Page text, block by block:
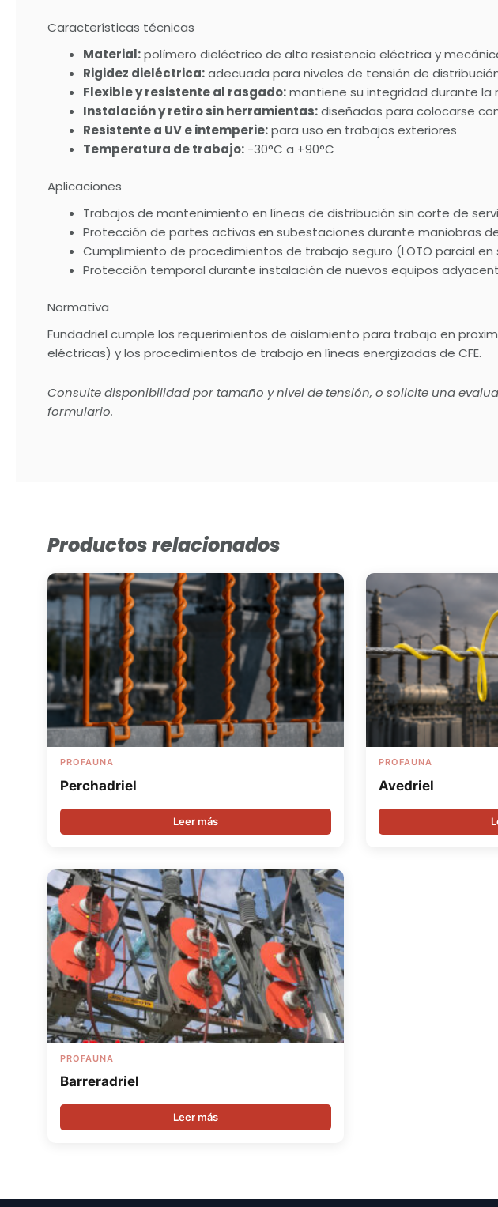
Características técnicas
Material:polímero dieléctrico de alta resistencia eléctrica y
Rigidez dieléctrica:adecuada para niveles de tensión de
Flexible y resistente al rasgado:mantiene su integridad durante la
Instalación y retiro sin herramientas:diseñadas para colocarse
Resistente a UV e intemperie:para uso en trabajos exteriores
Temperatura de trabajo: -30°C a +90°C
Aplicaciones
Trabajos de mantenimiento en líneas de distribución sin corte de
Protección de partes activas en subestaciones durante maniobras
Cumplimiento de procedimientos de trabajo seguro (LOTO parcial
Protección temporal durante instalación de nuevos equipos
Normativa
Fundadriel cumple los requerimientos de aislamiento para trabajo en
eléctricas) y los procedimientos de trabajo en líneas energizadas de CFE.
Consulte disponibilidad por tamaño y nivel de tensión, o solicite una
formulario.
Productos relacionados
PROFAUNA
Perchadriel
Leer más
PROFAUNA
Avedriel
PROFAUNA
Barreradriel
Leer más